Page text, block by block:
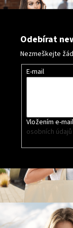
Odebírat
Nezmeškejte
E-mail
Vložením e-
osobních údajů